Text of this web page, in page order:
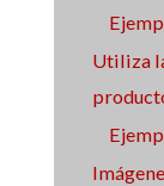
Utiliza